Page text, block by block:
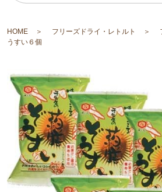
HOME フリーズドライ・レトルト
うすい６個